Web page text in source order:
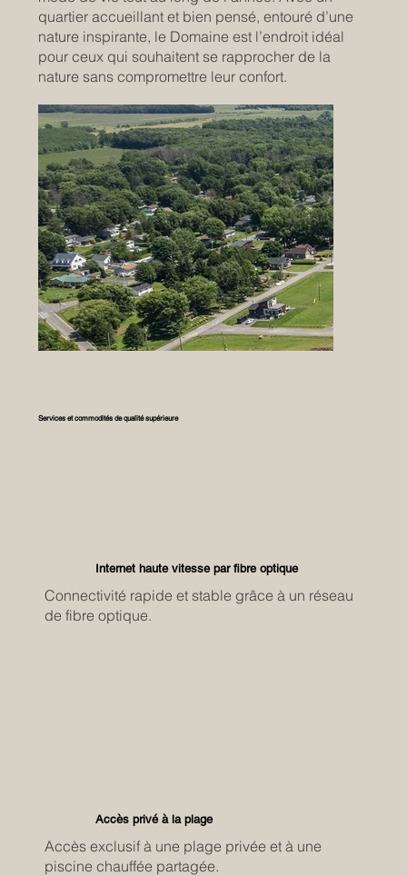
Services et commodités de qualité supérieure
Internet haute vitesse par fibre optique
Connectivité rapide et stable grâce à un réseau
de fibre optique.
Accès privé à la plage
Accès exclusif à une plage privée et à une
piscine chauffée partagée.
quartier accueillant et bien pensé, entouré d’une
nature inspirante, le Domaine est l’endroit idéal
pour ceux qui souhaitent se rapprocher de la
nature sans compromettre leur confort.